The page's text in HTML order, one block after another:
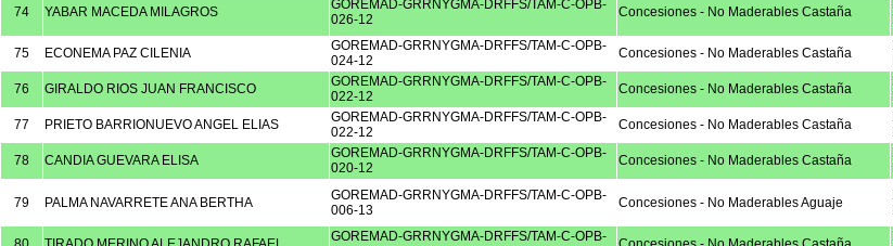
74 YABAR MACEDA MILAGROS
GOREMAD-GRRNYGMA-DRFFS/TAM-C-OPB-
026-12
Concesiones - No Maderables Castaña
75 ECONEMA PAZ CILENIA
GOREMAD-GRRNYGMA-DRFFS/TAM-C-OPB-
024-12
Concesiones - No Maderables Castaña
76 GIRALDO RIOS JUAN FRANCISCO
GOREMAD-GRRNYGMA-DRFFS/TAM-C-OPB-
022-12
Concesiones - No Maderables Castaña
77 PRIETO BARRIONUEVO ANGEL ELIAS
GOREMAD-GRRNYGMA-DRFFS/TAM-C-OPB-
022-12
Concesiones - No Maderables Castaña
78 CANDIA GUEVARA ELISA
GOREMAD-GRRNYGMA-DRFFS/TAM-C-OPB-
020-12
Concesiones - No Maderables Castaña
79 PALMA NAVARRETE ANA BERTHA
GOREMAD-GRRNYGMA-DRFFS/TAM-C-OPB-
006-13
Concesiones - No Maderables Aguaje
GOREMAD-GRRNYGMA-DRFFS/TAM-C-OPB-